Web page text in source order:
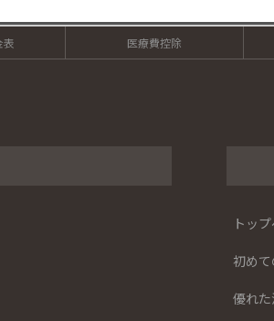
表 医療費控除
トッ
初め
優れ